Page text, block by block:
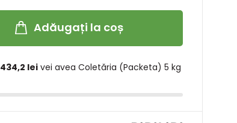
Adăugați la coș
434,2 leivei avea Coletăria (Packeta) 5 kg